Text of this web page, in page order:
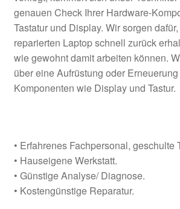
genauen Check Ihrer Hardware-
Tastatur und Display. Wir sorgen
reparierten Laptop schnell zurück
wie gewohnt damit arbeiten können.
über eine Aufrüstung oder
Komponenten wie Display und Tastur.
• Erfahrenes Fachpersonal, geschulte
• Hauseigene Werkstatt.
• Günstige Analyse/ Diagnose.
• Kostengünstige Reparatur.